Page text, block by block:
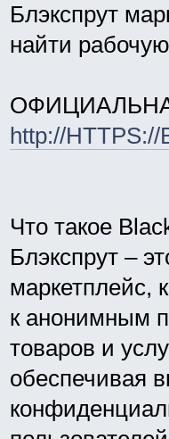
Блэкспрут
найти
http://HTTPS://
Что такое
Блэкспрут –
маркетплейс,
к анонимным
товаров и
обеспечивая